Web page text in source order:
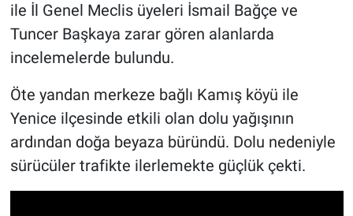
ile İl Genel Meclis üyeleri İsmail Bağçe ve
Tuncer Başkaya zarar gören alanlarda
incelemelerde bulundu.
Öte yandan merkeze bağlı Kamış köyü ile
Yenice ilçesinde etkili olan dolu yağışının
ardından doğa beyaza büründü. Dolu nedeniyle
sürücüler trafikte ilerlemekte güçlük çekti.